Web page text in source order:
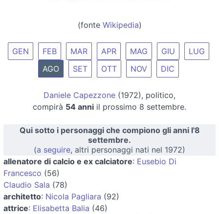
(fonte Wikipedia)
GEN FEB MAR APR MAG GIU
LUG
AGO
SET OTT NOV DIC
Daniele Capezzone (1972), politico,
compirà 54 anni il prossimo 8 settembre.
Qui sotto i personaggi che compiono gli anni l'8
settembre.
(a seguire, altri personaggi nati nel 1972)
allenatore di calcio e ex calciatore: Eusebio Di
Francesco (56)
Claudio Sala (78)
architetto: Nicola Pagliara (92)
attrice: Elisabetta Balia (46)